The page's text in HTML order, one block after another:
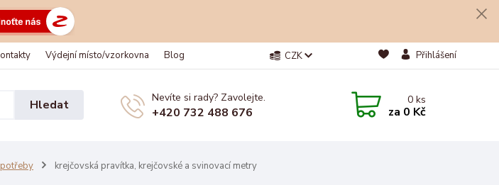
Výdejní místo/vzorkovna Blog CZK Přihlášení
Hledat Nevíte si rady? Zavolejte.
+420 732 488 676
0ks
za 0 Kč
krejčovská pravítka, krejčovské a svinovací metry